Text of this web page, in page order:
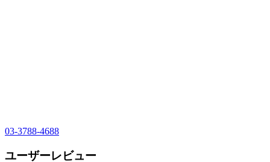
03-3788-4688
ユーザーレビュー